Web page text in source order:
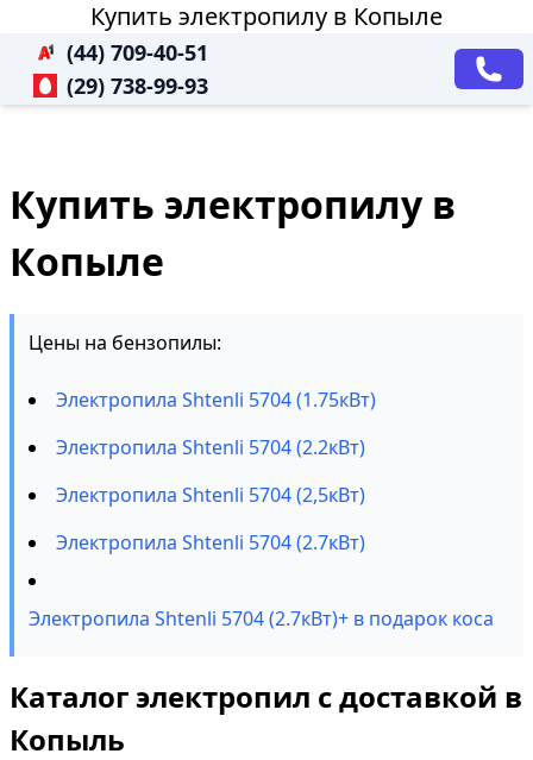
Купить электропилу в Копыле
(44) 709-40-51
(29) 738-99-93
Купить электропилу в
Копыле
Цены на бензопилы:
Электропила Shtenli 5704 (1.75кВт)
Электропила Shtenli 5704 (2.2кВт)
Электропила Shtenli 5704 (2,5кВт)
Электропила Shtenli 5704 (2.7кВт)
Электропила Shtenli 5704 (2.7кВт)+ в подарок коса
Каталог электропил с доставкой в
Копыль